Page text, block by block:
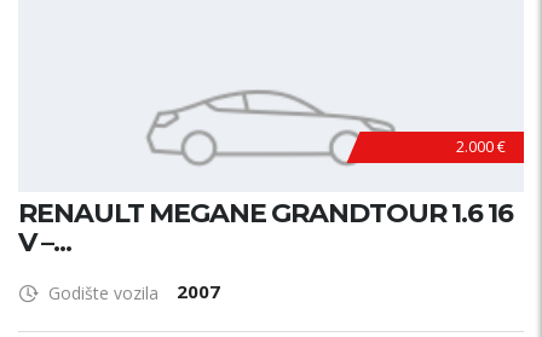
2.000 €
RENAULT MEGANE GRANDTOUR 1.6 16
V –...
Godište vozila 2007